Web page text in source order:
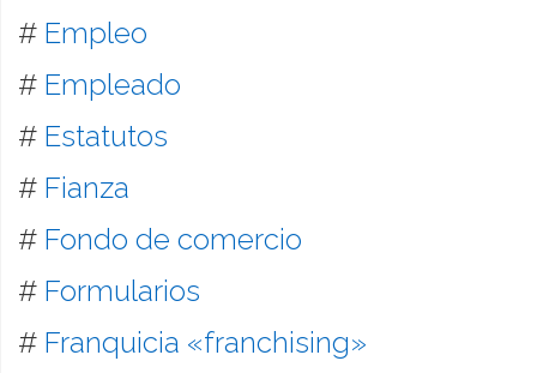
# Empleo
# Empleado
# Estatutos
# Fianza
# Fondo de comercio
# Formularios
# Franquicia «franchising»